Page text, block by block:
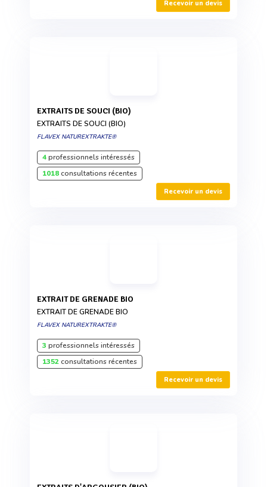
Recevoir un devis
EXTRAITS DE SOUCI (BIO)
EXTRAITS DE SOUCI (BIO)
FLAVEX NATUREXTRAKTE®
4professionnels intéressés
1018consultations récentes
Recevoir un devis
EXTRAIT DE GRENADE BIO
EXTRAIT DE GRENADE BIO
FLAVEX NATUREXTRAKTE®
3 professionnels intéressés
1352consultations récentes
Recevoir un devis